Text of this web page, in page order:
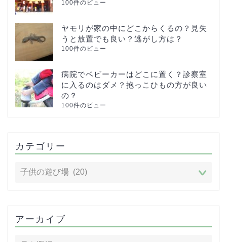
100件のビュー
ヤモリが家の中にどこからくるの？見失
うと放置でも良い？逃がし方は？
100件のビュー
病院でベビーカーはどこに置く？診察室
に入るのはダメ？抱っこひもの方が良い
の？
100件のビュー
カテゴリー
アーカイブ